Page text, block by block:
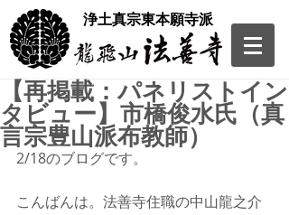
​浄土真宗東本願寺派
【再掲載：パネリストイン
タビュー】市橋俊水氏（真
言宗豊山派布教師）
2/18のブログです。
こんばんは。法善寺住職の中山龍之介